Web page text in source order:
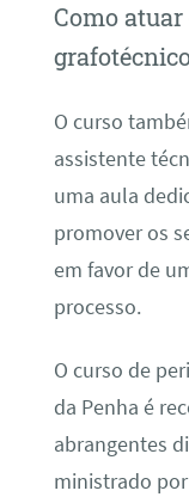
Como
O curso
assistente
uma aula
promover os
em favor de
processo.
O curso de
da Penha é
abrangentes
ministrado